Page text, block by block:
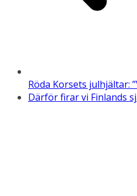
Röda Korsets julhjältar:
Därför firar vi Finlands